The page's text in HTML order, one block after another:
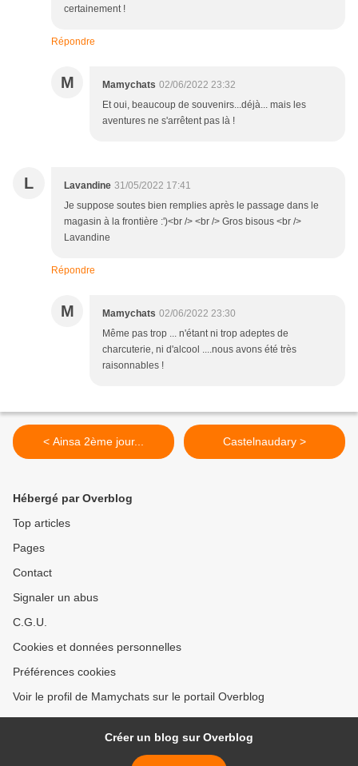
certainement !
Répondre
M Mamychats 02/06/2022 23:32
Et oui, beaucoup de souvenirs...déjà... mais les
aventures ne s'arrêtent pas là !
L Lavandine 31/05/2022 17:41
Je suppose soutes bien remplies après le passage dans le
magasin à la frontière :')<br /> <br /> Gros bisous <br />
Lavandine
Répondre
M Mamychats 02/06/2022 23:30
Même pas trop ... n'étant ni trop adeptes de
charcuterie, ni d'alcool ....nous avons été très
raisonnables !
< Ainsa 2ème jour... Castelnaudary >
Hébergé par Overblog
Top articles
Pages
Contact
Signaler un abus
C.G.U.
Cookies et données personnelles
Préférences cookies
Voir le profil de Mamychats sur le portail Overblog
Créer un blog sur Overblog